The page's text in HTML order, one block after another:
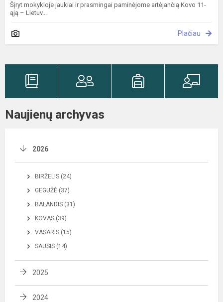
Šįryt mokykloje jaukiai ir prasmingai paminėjome artėjančią Kovo 11-
ąją – Lietuv...
Plačiau
Naujienų archyvas
2026
BIRŽELIS (24)
GEGUŽĖ (37)
BALANDIS (31)
KOVAS (39)
VASARIS (15)
SAUSIS (14)
2025
2024